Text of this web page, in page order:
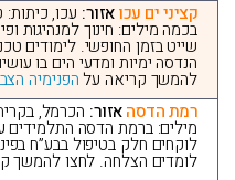
קציני ים עכואזור: עכו, כיתות:
בכמה מילים: חינוך למנהיגות
שייט בזמן החופשי. לימודים
הנדסה ימיות ומדעי הים בו
להמשך קריאה עלהפנימיה
רמת הדסהאזור: הכרמל,
מילים: ברמת הדסה התלמידים
לוקחים חלק בטיפול בבע”ח
לומדים הצלחה. לחצו להמשך